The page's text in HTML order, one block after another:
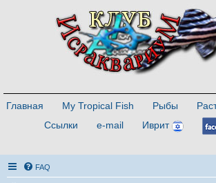
Главная My Tropical Fish Рыбы
Ссылки
e-mail Иврит
FAQ